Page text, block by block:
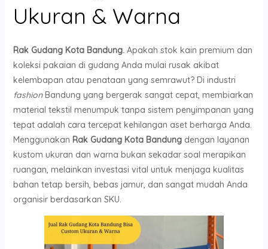
Ukuran & Warna
Rak Gudang Kota Bandung. Apakah stok kain premium dan
koleksi pakaian di gudang Anda mulai rusak akibat
kelembapan atau penataan yang semrawut? Di industri
fashionBandung yang bergerak sangat cepat, membiarkan
material tekstil menumpuk tanpa sistem penyimpanan yang
tepat adalah cara tercepat kehilangan aset berharga Anda.
Menggunakan Rak Gudang Kota Bandungdengan layanan
kustom ukuran dan warna bukan sekadar soal merapikan
ruangan, melainkan investasi vital untuk menjaga kualitas
bahan tetap bersih, bebas jamur, dan sangat mudah Anda
organisir berdasarkan SKU.